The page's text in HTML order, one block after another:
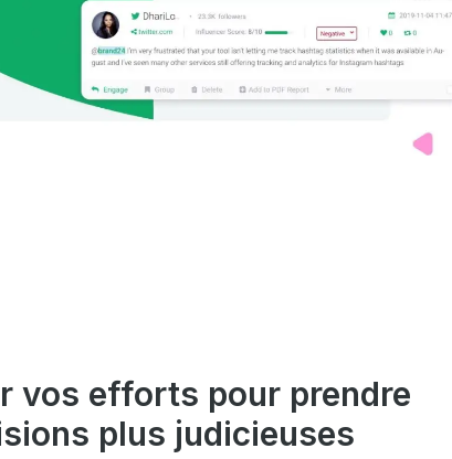
vos efforts pour prendre
plus judicieuses